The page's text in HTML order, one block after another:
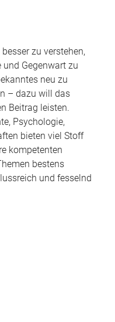
zu verstehen,
und Gegenwart zu
neu zu
– dazu will das
Beitrag leisten.
Psychologie,
bieten viel Stoff
kompetenten
bestens
und fesselnd